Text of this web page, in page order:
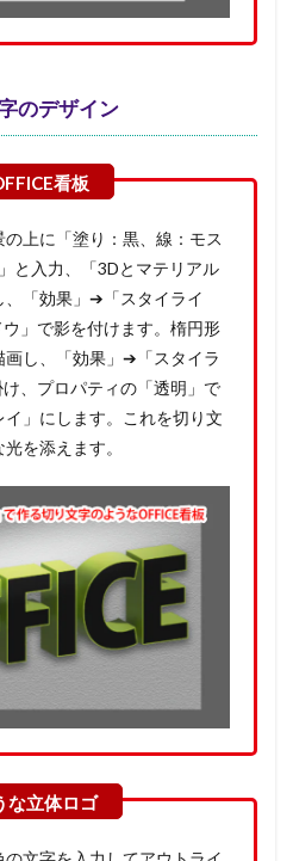
のデザイン
上に「塗り：黒、線：モス
と入力、「3Dとマテリアル
「効果」➔「スタイライ
」で影を付けます。楕円形
画し、「効果」➔「スタイラ
、プロパティの「透明」で
」にします。これを切り文
を添えます。